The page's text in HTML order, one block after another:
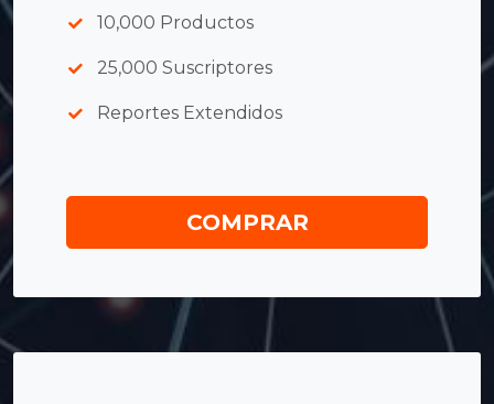
10,000 Productos
25,000 Suscriptores
Reportes Extendidos
COMPRAR